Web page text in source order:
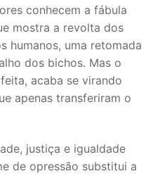
conhecem a fábula
mostra a revolta dos
humanos, uma retomada
dos bichos. Mas o
acaba se virando
apenas transferiram o
justiça e igualdade
de opressão substitui a